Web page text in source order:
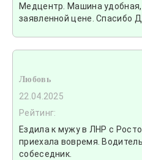
Медцентр. Машина
заявленной цене. Спасибо
Любовь
22.04.2025
Рейтинг:
Ездила к мужу в ЛНР с
приехала вовремя.
собеседник.